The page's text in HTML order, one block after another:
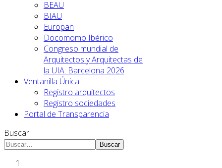
BEAU
BIAU
Europan
Docomomo Ibérico
Congreso mundial de
Arquitectos y Arquitectas de
la UIA. Barcelona 2026
Ventanilla Única
Registro arquitectos
Registro sociedades
Portal de Transparencia
Buscar
Buscar